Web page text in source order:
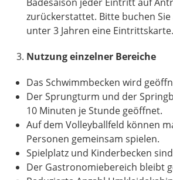
zurückerstattet. Bitte buchen
unter 3 Jahren eine Eintrittskarte.
Nutzung einzelner Bereiche
Das Schwimmbecken wird
Der Sprungturm und der
10 Minuten je Stunde geöffnet.
Auf dem Volleyballfeld können
Personen gemeinsam spielen.
Spielplatz und Kinderbecken
Der Gastronomiebereich bleibt